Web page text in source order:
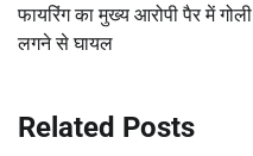
फायरिंग का मुख्य आरोपी पैर में गोली
लगने से घायल
Related Posts